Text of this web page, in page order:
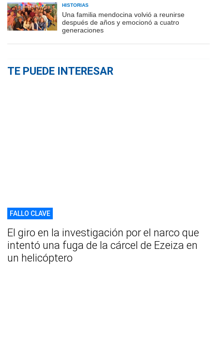
HISTORIAS
Una familia mendocina volvió a reunirse
después de años y emocionó a cuatro
generaciones
TE PUEDE INTERESAR
FALLO CLAVE
El giro en la investigación por el narco que
intentó una fuga de la cárcel de Ezeiza en
un helicóptero